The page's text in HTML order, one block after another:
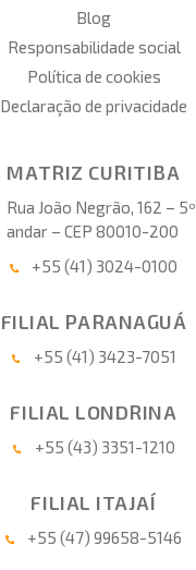
Blog
Responsabilidade social
Política de cookies
Declaração de privacidade
MATRIZ CURITIBA
Rua João Negrão, 162 – 5º
andar – CEP 80010-200
+55 (41) 3024-0100
FILIAL PARANAGUÁ
+55 (41) 3423-7051
FILIAL LONDRINA
+55 (43) 3351-1210
FILIAL ITAJAÍ
+55 (47) 99658-5146